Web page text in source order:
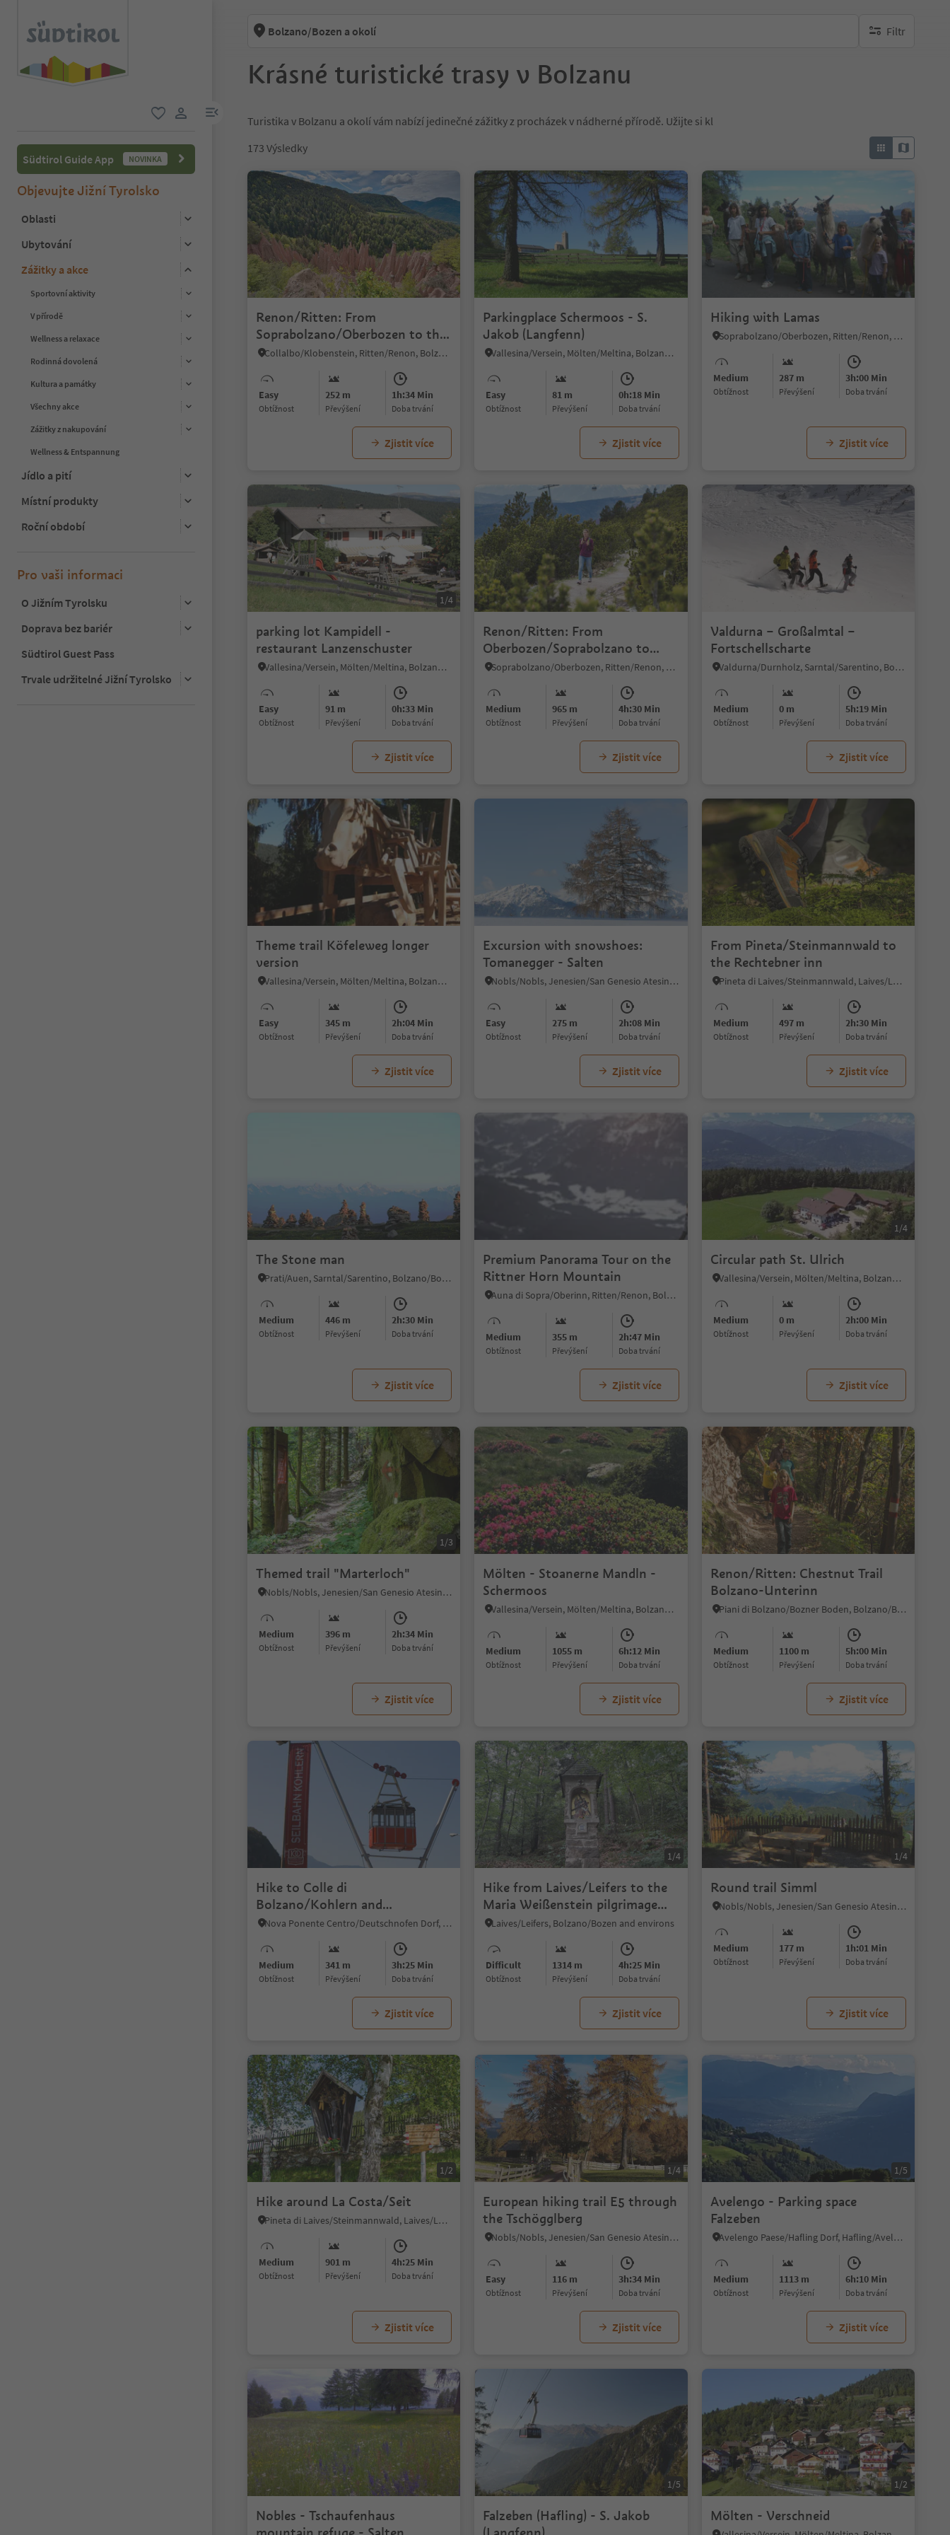
uživatelský odkaz
odkaz na menu
Südtirol Guide App NOVINKA
Objevujte Jižní Tyrolsko
Oblasti
Ubytování
Zážitky a akce
Sportovní aktivity
V přírodě
Wellness a relaxace
Rodinná dovolená
Kultura a památky
Všechny akce
Zážitky z nakupování
Wellness & Entspannung
Jídlo a pití
Místní produkty
Roční období
Pro vaši informaci
O Jižním Tyrolsku
Doprava bez bariér
Südtirol Guest Pass
Trvale udržitelné Jižní Tyrolsko
Bolzano/Bozen a okolí Filtr
brak aktywnych
Krásné turistické trasy v Bolzanu
Turistika v Bolzanu a okolí vám nabízí jedinečné zážitky z procházek v nádherné přírodě. Užijte si kl
173 Výsledky
Renon/Ritten: From
Soprabolzano/Oberbozen to the
Earth Pyramids
Collalbo/Klobenstein, Ritten/Renon, Bolzano/Bozen and environs
Easy
Obtížnost
252 m
Převýšení
1h:34 Min
doba trvání
Zjistit více
Parkingplace Schermoos - S.
Jakob (Langfenn)
Vallesina/Versein, Mölten/Meltina, Bolzano/Bozen and environs
Easy
Obtížnost
81 m
Převýšení
0h:18 Min
doba trvání
Zjistit více
Hiking with Lamas
Soprabolzano/Oberbozen, Ritten/Renon, Bolzano/Bozen and environs
Medium
Obtížnost
287 m
Převýšení
3h:00 Min
doba trvání
Zjistit více
1/4
parking lot Kampidell -
restaurant Lanzenschuster
Vallesina/Versein, Mölten/Meltina, Bolzano/Bozen and environs
Easy
Obtížnost
91 m
Převýšení
0h:33 Min
doba trvání
Zjistit více
Renon/Ritten: From
Oberbozen/Soprabolzano to
Rittner Horn/Corno del Renon Soprabolzano/Oberbozen, Ritten/Renon, Bolzano/Bozen and environs
Medium
Obtížnost
965 m
Převýšení
4h:30 Min
doba trvání
Zjistit více
Valdurna – Großalmtal –
Fortschellscharte
Valdurna/Durnholz, Sarntal/Sarentino, Bolzano/Bozen and environs
Medium
Obtížnost
0 m
Převýšení
5h:19 Min
doba trvání
Zjistit více
Theme trail Köfeleweg longer
version
Vallesina/Versein, Mölten/Meltina, Bolzano/Bozen and environs
Easy
Obtížnost
345 m
Převýšení
2h:04 Min
doba trvání
Zjistit více
Excursion with snowshoes:
Tomanegger - Salten
Nobls/Nobls, Jenesien/San Genesio Atesino, Bolzano/Bozen and environs
Easy
Obtížnost
275 m
Převýšení
2h:08 Min
doba trvání
Zjistit více
From Pineta/Steinmannwald to
the Rechtebner inn
Pineta di Laives/Steinmannwald, Laives/Leifers, Bolzano/Bozen and environs
Medium
Obtížnost
497 m
Převýšení
2h:30 Min
doba trvání
Zjistit více
The Stone man
Prati/Auen, Sarntal/Sarentino, Bolzano/Bozen and environs
Medium
Obtížnost
446 m
Převýšení
2h:30 Min
doba trvání
Zjistit více
1/7
Premium Panorama Tour on the
Rittner Horn Mountain
Auna di Sopra/Oberinn, Ritten/Renon, Bolzano/Bozen and environs
Medium
Obtížnost
355 m
Převýšení
2h:47 Min
doba trvání
Zjistit více
1/4
Circular path St. Ulrich
Vallesina/Versein, Mölten/Meltina, Bolzano/Bozen and environs
Medium
Obtížnost
0 m
Převýšení
2h:00 Min
doba trvání
Zjistit více
1/3
Themed trail "Marterloch"
Nobls/Nobls, Jenesien/San Genesio Atesino, Bolzano/Bozen and environs
Medium
Obtížnost
396 m
Převýšení
2h:34 Min
doba trvání
Zjistit více
1/8
Mölten - Stoanerne Mandln -
Schermoos
Vallesina/Versein, Mölten/Meltina, Bolzano/Bozen and environs
Medium
Obtížnost
1055 m
Převýšení
6h:12 Min
doba trvání
Zjistit více
Renon/Ritten: Chestnut Trail
Bolzano-Unterinn
Piani di Bolzano/Bozner Boden, Bolzano/Bozen, Bolzano/Bozen and environs
Medium
Obtížnost
1100 m
Převýšení
5h:00 Min
doba trvání
Zjistit více
Hike to Colle di
Bolzano/Kohlern and
Bolzano/Bozen
Nova Ponente Centro/Deutschnofen Dorf, Bolzano/Bozen, Bolzano/Bozen and environs
Medium
Obtížnost
341 m
Převýšení
3h:25 Min
doba trvání
Zjistit více
1/4
Hike from Laives/Leifers to the
Maria Weißenstein pilgrimage
site
Laives/Leifers, Bolzano/Bozen and environs
Difficult
Obtížnost
1314 m
Převýšení
4h:25 Min
doba trvání
Zjistit více
1/4
Round trail Simml
Nobls/Nobls, Jenesien/San Genesio Atesino, Bolzano/Bozen and environs
Medium
Obtížnost
177 m
Převýšení
1h:01 Min
doba trvání
Zjistit více
1/2
Hike around La Costa/Seit
Pineta di Laives/Steinmannwald, Laives/Leifers, Bolzano/Bozen and environs
Medium
Obtížnost
901 m
Převýšení
4h:25 Min
doba trvání
Zjistit více
1/4
European hiking trail E5 through
the Tschögglberg
Nobls/Nobls, Jenesien/San Genesio Atesino, Bolzano/Bozen and environs
Easy
Obtížnost
116 m
Převýšení
3h:34 Min
doba trvání
Zjistit více
1/5
Avelengo - Parking space
Falzeben
Avelengo Paese/Hafling Dorf, Hafling/Avelengo, Bolzano/Bozen and environs
Medium
Obtížnost
1113 m
Převýšení
6h:10 Min
doba trvání
Zjistit více
Nobles - Tschaufenhaus
1/5
Falzeben (Hafling) - S. Jakob
1/2
Mölten - Verschneid